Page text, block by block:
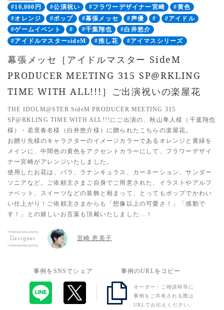
#10,000円 #公演祝い #フラワーデザイナー宮崎
#黄色
#オレンジ
#ポップ #幕張メッセ #声優 #
#アイドル
#ゲームイベント
# #千葉翔也
#白井悠介
#アイドルマスターsideM
#推し花 #アイマスシリーズ
幕張メッセ［アイドルマスター SideM
PRODUCER MEETING 315 SP@RKLING
TIME WITH ALL!!!］ご出演祝いの楽屋花
THE IDOLM@STER SideM PRODUCER MEETING 315
SP@RKLING TIME WITH ALL!!!にご出演の、秋山隼人様（千葉翔也
様）・若里春名様（白井悠介様）に贈られたこちらの楽屋花。
お贈り先様のキャラクターのイメージカラーであるオレンジと黄緑を
メインに、中間色の黄色をアクセントカラーにして、フラワーデザイ
ナー宮崎がアレンジいたしました。
使用したお花は、バラ、ラナンキュラス、カーネーション、サンダー
ソニアなど。ご依頼主さまご自身でご用意された、イラストやアルフ
ァベット、スイーツなどの装飾と相まって、とってもポップでかわい
い仕上がり！ご依頼主さまからも「想像以上の可愛さ！」「感動で
す！」との嬉しいお言葉も頂戴いたしました…！
Designer 宮崎 恵美子
事例をSNSでシェア 事例のURLをコピー
オーダー・ご相談時等に
事例をご共有される際は
URLでお伝えください。